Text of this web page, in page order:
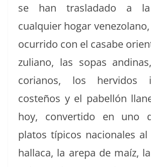
se han traslada­do a
cualquier hog­ar
ocur­ri­do con el casabe
zuliano, las sopas
cori­anos, los hervi­dos
costeños y el pabel­lón
hoy, con­ver­tido en uno
platos típi­cos nacionales
hal­la­ca, la arepa de maíz,